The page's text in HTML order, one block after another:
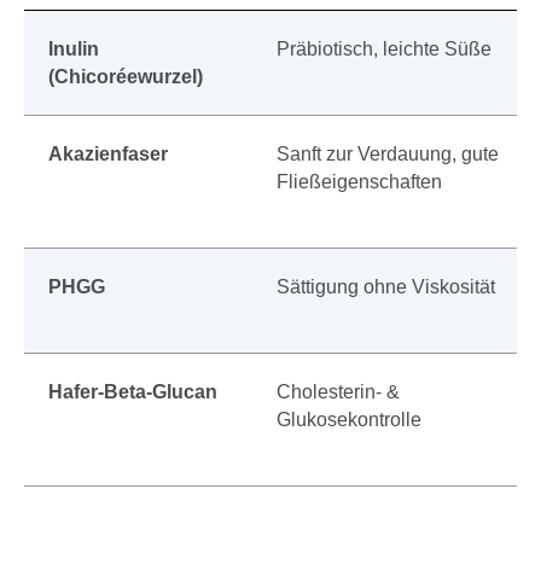
Inulin
(Chicoréewurzel)
Präbiotisch, leichte Süße
Akazienfaser
Sanft zur Verdauung, gute
Fließeigenschaften
PHGG Sättigung ohne Viskosität
Hafer-Beta-Glucan
Cholesterin- &
Glukosekontrolle